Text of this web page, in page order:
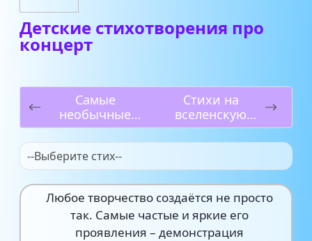
Детские стихотворения про
концерт
Самые
необычные
стихи для
детей
Стихи на
вселенскую
Родительскую
субботу
--Выберите стих--
Любое творчество создаётся не просто
так. Самые частые и яркие его
проявления – демонстрация